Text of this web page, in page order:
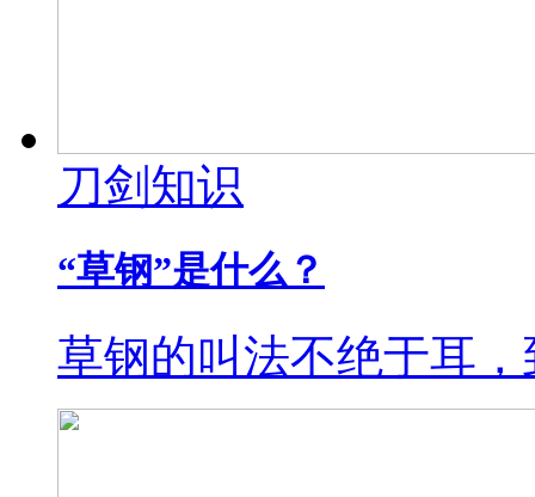
刀剑知识
“草钢”是什么？
草钢的叫法不绝于耳